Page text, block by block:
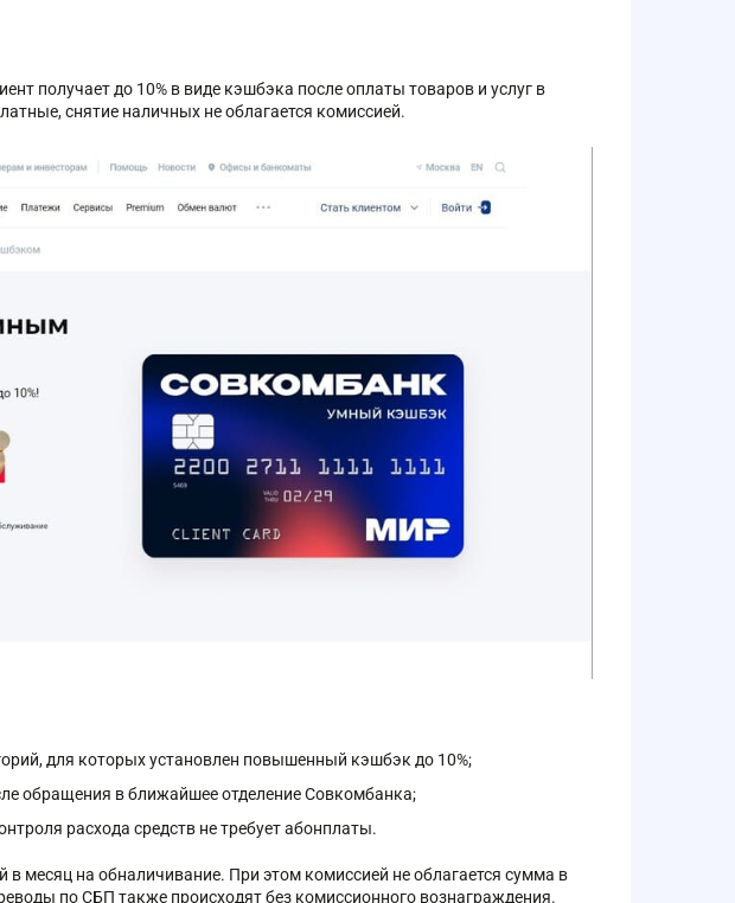
получает до 10% в виде кэшбэка после оплаты товаров и услуг в
снятие наличных не облагается комиссией.
для которых установлен повышенный кэшбэк до 10%;
обращения в ближайшее отделение Совкомбанка;
расхода средств не требует абонплаты.
в месяц на обналичивание. При этом комиссией не облагается сумма в
по СБП также происходят без комиссионного вознаграждения.